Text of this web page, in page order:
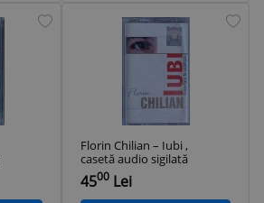
Florin Chilian – Iubi ,
casetă audio sigilată
4500 Lei